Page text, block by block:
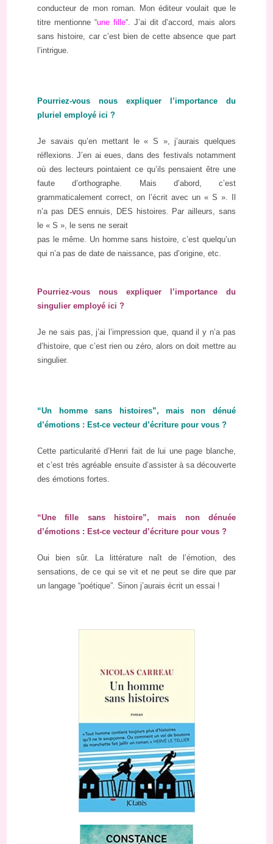
conducteur de mon roman. Mon éditeur voulait que le
titre mentionne “une fille“. J’ai dit d’accord, mais alors
sans histoire, car c’est bien de cette absence que part
l’intrigue.
Pourriez-vous nous expliquer l’importance du
pluriel employé ici ?
Je savais qu’en mettant le « S », j’aurais quelques
réflexions. J’en ai eues, dans des festivals notamment
où des lecteurs pointaient ce qu’ils pensaient être une
faute d’orthographe. Mais d’abord, c’est
grammaticalement correct, on l’écrit avec un « S ». Il
n’a pas DES ennuis, DES histoires. Par ailleurs, sans
le « S », le sens ne serait
pas le même. Un homme sans histoire, c’est quelqu’un
qui n’a pas de date de naissance, pas d’origine, etc.
Pourriez-vous nous expliquer l’importance du
singulier employé ici ?
Je ne sais pas, j’ai l’impression que, quand il y n’a pas
d’histoire, que c’est rien ou zéro, alors on doit mettre au
singulier.
“Un homme sans histoires”, mais non dénué
d’émotions : Est-ce vecteur d’écriture pour vous ?
Cette particularité d’Henri fait de lui une page blanche,
et c’est très agréable ensuite d’assister à sa découverte
des émotions fortes.
“Une fille sans histoire”, mais non dénuée
d’émotions : Est-ce vecteur d’écriture pour vous ?
Oui bien sûr. La littérature naît de l’émotion, des
sensations, de ce qui se vit et ne peut se dire que par
un langage “poétique”. Sinon j’aurais écrit un essai !